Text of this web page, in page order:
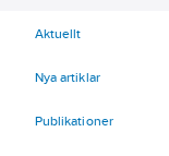
Aktuellt
Nya artiklar
Publikationer